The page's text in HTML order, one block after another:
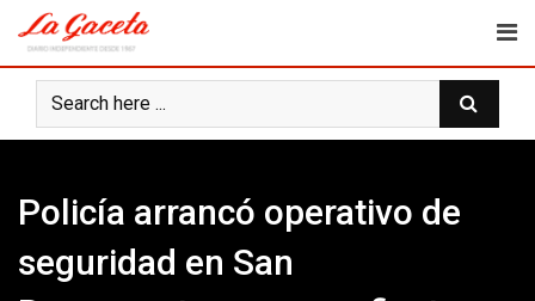
content
Policía arrancó operativo de
seguridad en San